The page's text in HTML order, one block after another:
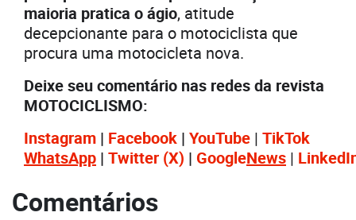
maioria pratica o ágio, atitude
decepcionante para o motociclista que
procura uma motocicleta nova.
Deixe seu comentário nas redes da revista
MOTOCICLISMO:
Instagram | Facebook | YouTube | TikTok
WhatsApp | Twitter (X) | GoogleNews |
Comentários